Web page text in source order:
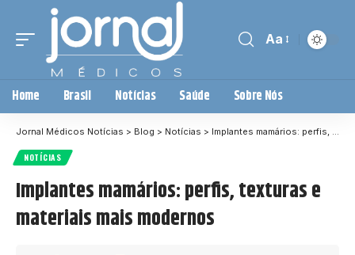
Aa
Home Brasil Notícias Saúde Sobre Nós
Jornal Médicos Notícias > Blog > Notícias > Implantes mamários: perfis, texturas e materiais mais modernos
NOTÍCIAS
Implantes mamários: perfis, texturas e
materiais mais modernos